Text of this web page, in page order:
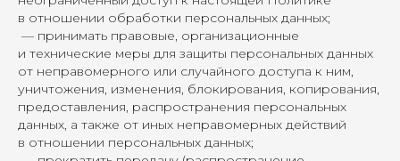
в отношении обработки персональных данных;
— принимать правовые, организационные
и технические меры для защиты персональных данных
от неправомерного или случайного доступа к ним,
уничтожения, изменения, блокирования, копирования,
предоставления, распространения персональных
данных, а также от иных неправомерных действий
в отношении персональных данных;